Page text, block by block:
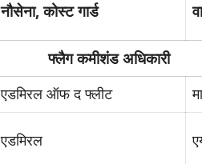
नौसेना, कोस्ट गार्ड
फ्लैग कमीशंड अधिकारी
एडमिरल ऑफ द फ्लीट
एडमिरल